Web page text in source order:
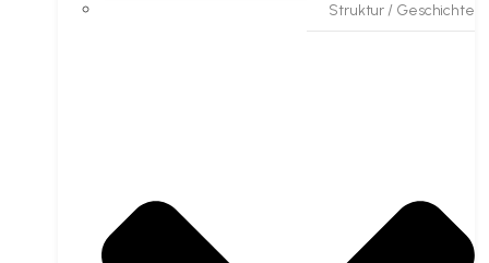
Struktur / Geschichte